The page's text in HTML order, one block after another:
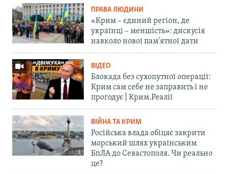
ПРАВА ЛЮДИНИ
«Крим – єдиний регіон, де
українці – меншість»: дискусія
навколо нової пам'ятної дати
ВІДЕО
Блокада без сухопутної операції:
Крим сам себе не заправить і не
прогодує | Крим.Реалії
ВІЙНА ТА КРИМ
Російська влада обіцяє закрити
морський шлях українським
БпЛА до Севастополя. Чи реально
це?